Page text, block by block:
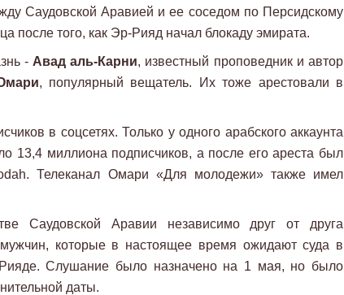
Саудовской Аравией и ее соседом по Персидскому
после того, как Эр-Рияд начал блокаду эмирата.
- Авад аль-Карни, известный проповедник и автор
, популярный вещатель. Их тоже арестовали в
в соцсетях. Только у одного арабского аккаунта
13,4 миллиона подписчиков, а после его ареста был
Телеканал Омари «Для молодежи» также имел
Саудовской Аравии независимо друг от друга
которые в настоящее время ожидают суда в
Слушание было назначено на 1 мая, но было
даты.